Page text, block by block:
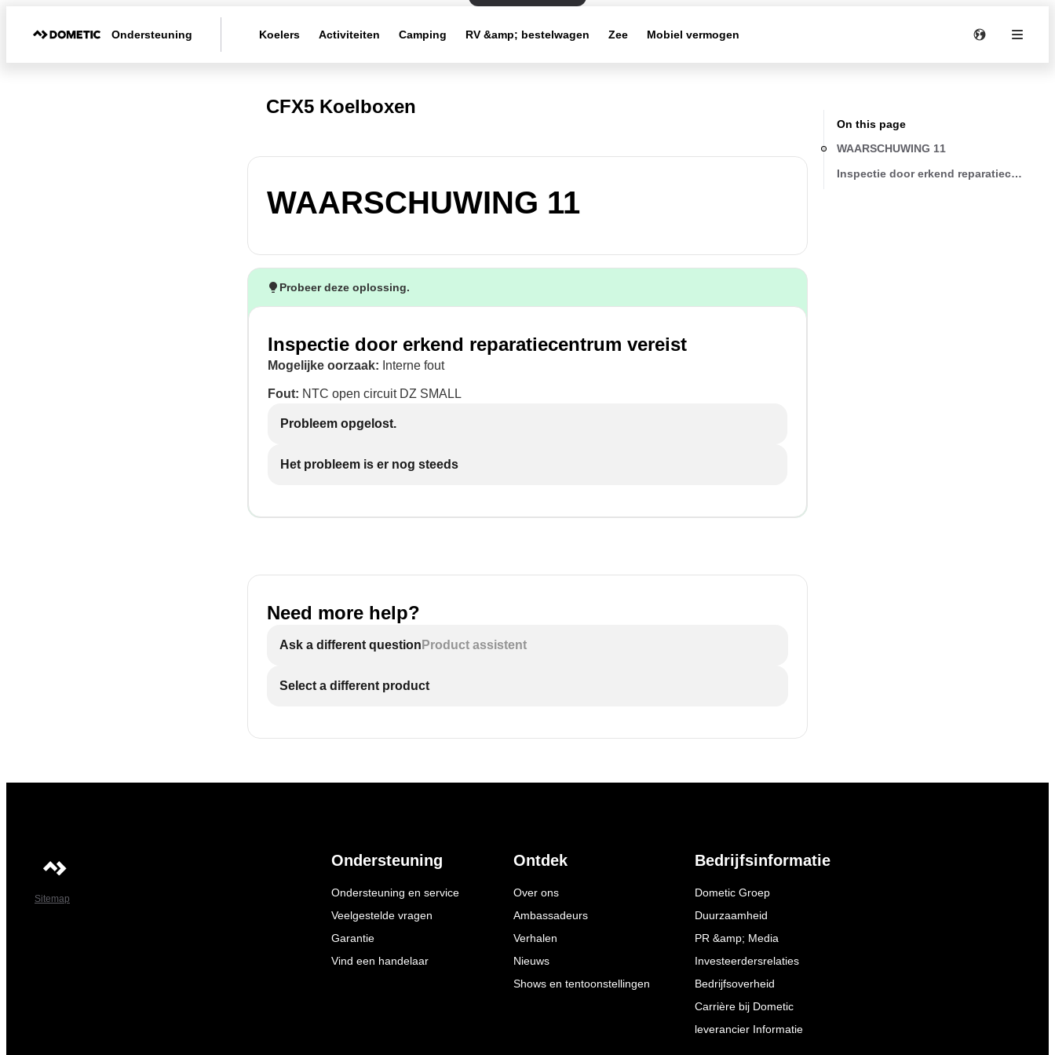
Ondersteuning Koelers Activiteiten Camping RV &amp; bestelwagen Zee Mobiel vermogen
CFX5 Koelboxen
WAARSCHUWING 11
Probeer deze oplossing.
Inspectie door erkend reparatiecentrum vereist
Mogelijke oorzaak: Interne fout
Fout: NTC open circuit DZ SMALL
Probleem opgelost.
Het probleem is er nog steeds
Need more help?
Ask a different question Product assistent
Select a different product
On this page
WAARSCHUWING 11
Inspectie door erkend reparatiecentrum
Sitemap
Ondersteuning
Ondersteuning en service
Veelgestelde vragen
Garantie
Vind een handelaar
Ontdek
Over ons
Ambassadeurs
Verhalen
Nieuws
Shows en tentoonstellingen
Bedrijfsinformatie
Dometic Groep
Duurzaamheid
PR &amp; Media
Investeerdersrelaties
Bedrijfsoverheid
Carrière bij Dometic
leverancier Informatie